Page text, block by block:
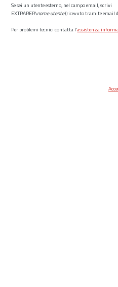
Se sei un utente esterno, nel campo email, scrivi
EXTRARER\nome utente(ricevuto tramite email
Per problemi tecnici contatta l’assistenza